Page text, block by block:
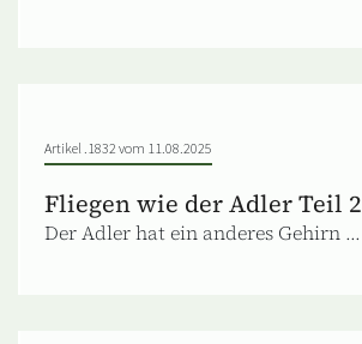
Artikel .1832 vom 11.08.2025
Fliegen wie der Adler Teil 2
Der Adler hat ein anderes Gehirn ...